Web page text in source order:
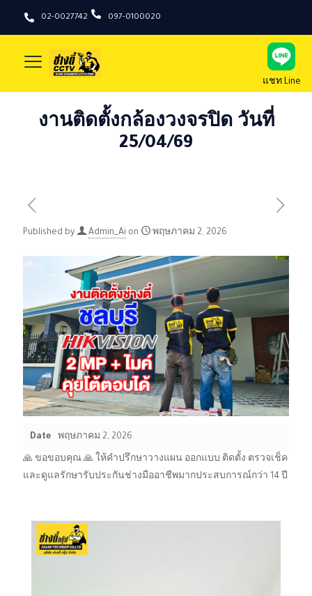
02-0027742 097-0100020
แชท Line
งานติดตั้งกล้องวงจรปิด วันที่
25/04/69
Published by Admin_Ai on พฤษภาคม 2, 2026
Date พฤษภาคม 2, 2026
🙏 ขอขอบคุณ 🙏 ให้คำปรึกษาวางแผน ออกแบบ ติดตั้ง ตรวจเช็ค
และดูแลรักษารับประกันช่างมืออาชีพมากประสบการณ์กว่า 14 ปี